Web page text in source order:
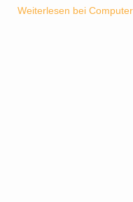
Weiterlesen bei